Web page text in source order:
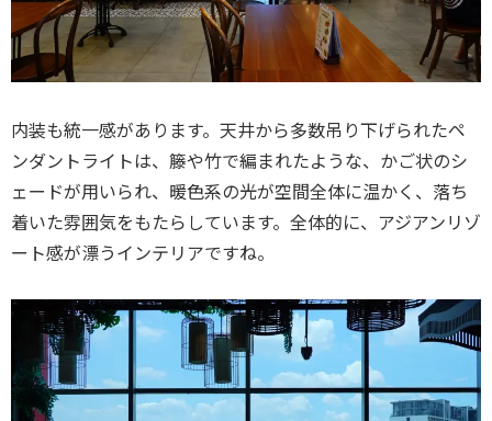
内装も統一感があります。天井から多数吊り下げられたペ
ンダントライトは、籐や竹で編まれたような、かご状のシ
ェードが用いられ、暖色系の光が空間全体に温かく、落ち
着いた雰囲気をもたらしています。全体的に、アジアンリゾ
ート感が漂うインテリアですね。